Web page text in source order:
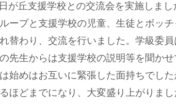
が丘支援学校との交流会を実施しまし
ープと支援学校の児童、生徒とボッ
替わり、交流を行いました。学級委
先生からは支援学校の説明等を聞か
始めはお互いに緊張した面持ちでし
ほどまでになり、大変盛り上がりま